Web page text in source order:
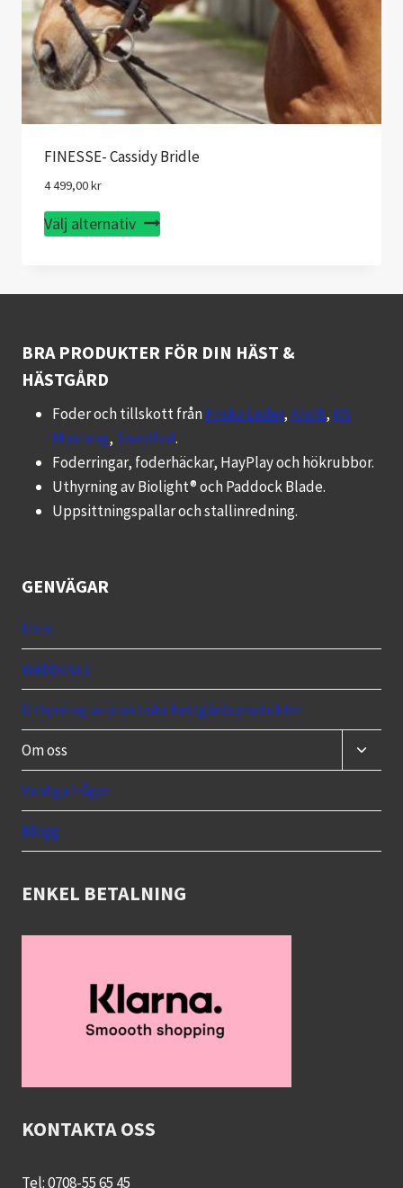
FINESSE- Cassidy Bridle
4 499,00kr
Välj alternativ
Den
har
varianter.
alternativen
kan
väljas
på
produktsidan
BRA PRODUKTER FÖR DIN HÄST &
HÄSTGÅRD
Foder och tillskott frånFriska Leder, Krafft, RS
Mustang, Swedfed.
Foderringar, foderhäckar, HayPlay och hökrubbor.
Uthyrning av Biolight® och Paddock Blade.
Uppsittningspallar och stallinredning.
GENVÄGAR
Hem
Webbshop
Uthyrning av praktiska hästgårdsprodukter
Om oss
Toggle
child
Vanliga frågor
Blogg
ENKEL BETALNING
KONTAKTA OSS
Tel: 0708-55 65 45